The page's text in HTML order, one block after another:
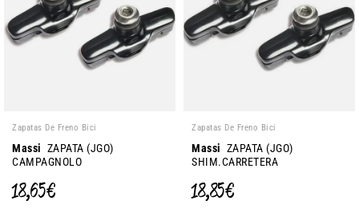
Zapatas De Freno Bici
Massi ZAPATA (JGO)
CAMPAGNOLO
18,65 €
Zapatas De Freno Bici
Massi ZAPATA (JGO)
SHIM.CARRETERA
18,85 €